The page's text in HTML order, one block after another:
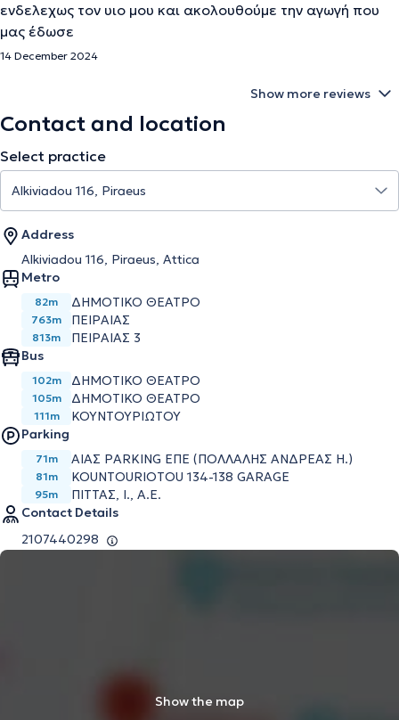
ενδελεχως τον υιο μου και ακολουθούμε την αγωγή που
μας έδωσε
14 December 2024
Show more reviews
Contact and location
Select practice
Address
Alkiviadou 116, Piraeus, Attica
Metro
82m ΔΗΜΟΤΙΚΟ ΘΕΑΤΡΟ
763m ΠΕΙΡΑΙΑΣ
813m
ΠΕΙΡΑΙΑΣ 3
Bus
102m ΔΗΜΟΤΙΚΟ ΘΕΑΤΡΟ
105m ΔΗΜΟΤΙΚΟ ΘΕΑΤΡΟ
111m
ΚΟΥΝΤΟΥΡΙΩΤΟΥ
Parking
71m ΑΙΑΣ PARKING ΕΠΕ (ΠΟΛΛΑΛΗΣ ΑΝΔΡΕΑΣ Η.)
81m KOUNTOURIOTOU 134-138 GARAGE
95m
ΠΙΤΤΑΣ, Ι., Α.Ε.
Contact Details
2107440298
Show the map